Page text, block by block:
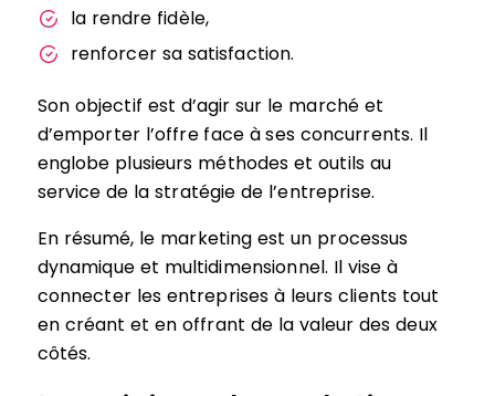
la rendre fidèle,
renforcer sa satisfaction.
Son objectif est d’agir sur le marché et
d’emporter l’offre face à ses concurrents. Il
englobe plusieurs méthodes et outils au
service de la stratégie de l’entreprise.
En résumé, le marketing est un processus
dynamique et multidimensionnel. Il vise à
connecter les entreprises à leurs clients tout
en créant et en offrant de la valeur des deux
côtés.